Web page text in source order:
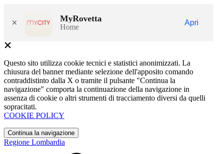
× MyRovetta
Home
Apri
Questo sito utilizza cookie tecnici e statistici anonimizzati. La
chiusura del banner mediante selezione dell'apposito comando
contraddistinto dalla X o tramite il pulsante "Continua la
navigazione" comporta la continuazione della navigazione in
assenza di cookie o altri strumenti di tracciamento diversi da quelli
sopracitati.
COOKIE POLICY
Continua la navigazione
Regione Lombardia